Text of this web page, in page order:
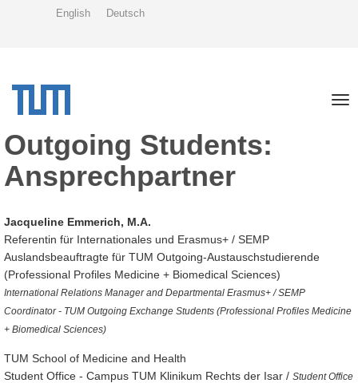
English Deutsch
Outgoing Students:
Ansprechpartner
Jacqueline Emmerich, M.A.
Referentin für Internationales und Erasmus+ / SEMP
Auslandsbeauftragte für TUM Outgoing-Austauschstudierende
(Professional Profiles Medicine + Biomedical Sciences)
International Relations Manager and Departmental Erasmus+ / SEMP
Coordinator - TUM Outgoing Exchange Students (Professional Profiles Medicine
+ Biomedical Sciences)
TUM School of Medicine and Health
Student Office - Campus TUM Klinikum Rechts der Isar /Student Office